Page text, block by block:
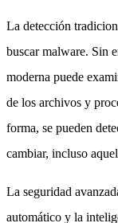
La detección
buscar malware. Sin
moderna puede
de los archivos y
forma, se pueden
cambiar, incluso
La seguridad
automático y la